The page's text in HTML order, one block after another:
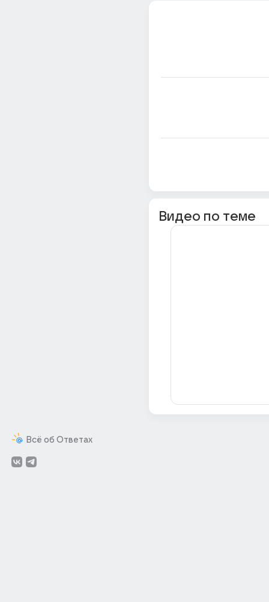
Всё об Ответах
Видео по теме